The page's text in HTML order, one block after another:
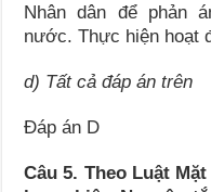
Nhân dân để phản
nước. Thực hiện hoạt
d) Tất cả đáp án trên
Đáp án D
Câu 5. Theo Luật